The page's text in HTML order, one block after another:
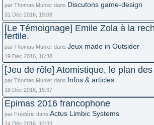
par Thomas Munier dans Discutons game-design
31 Déc 2016, 19:08
[Le Témoignage] Emile Zola à la
fertile.
par Thomas Munier dans Jeux made in Outsider
19 Déc 2016, 16:38
[Jeu de rôle] Atomistique, le plan
par Thomas Munier dans Infos & articles
18 Déc 2016, 15:37
Epimas 2016 francophone
par Frédéric dans Actus Limbic Systems
14 Déc 2016, 12:33